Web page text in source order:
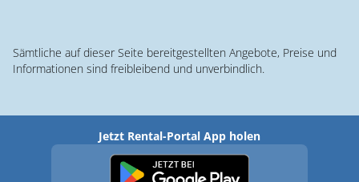
Sämtliche auf dieser Seite bereitgestellten Angebote, Preise und
Informationen sind freibleibend und unverbindlich.
Jetzt Rental-Portal App holen